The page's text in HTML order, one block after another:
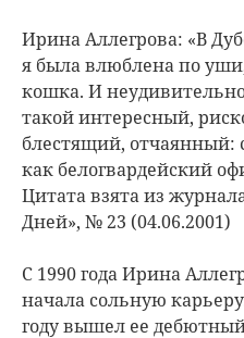
Ирина Аллегрова: «В
я была влюблена по
кошка. И
такой интересный,
блестящий, от­чаянный:
как белогвардейский
Цитата взята из
Дней», № 23 (04.06.2001)
С 1990 года Ирина
начала сольную
году вышел ее